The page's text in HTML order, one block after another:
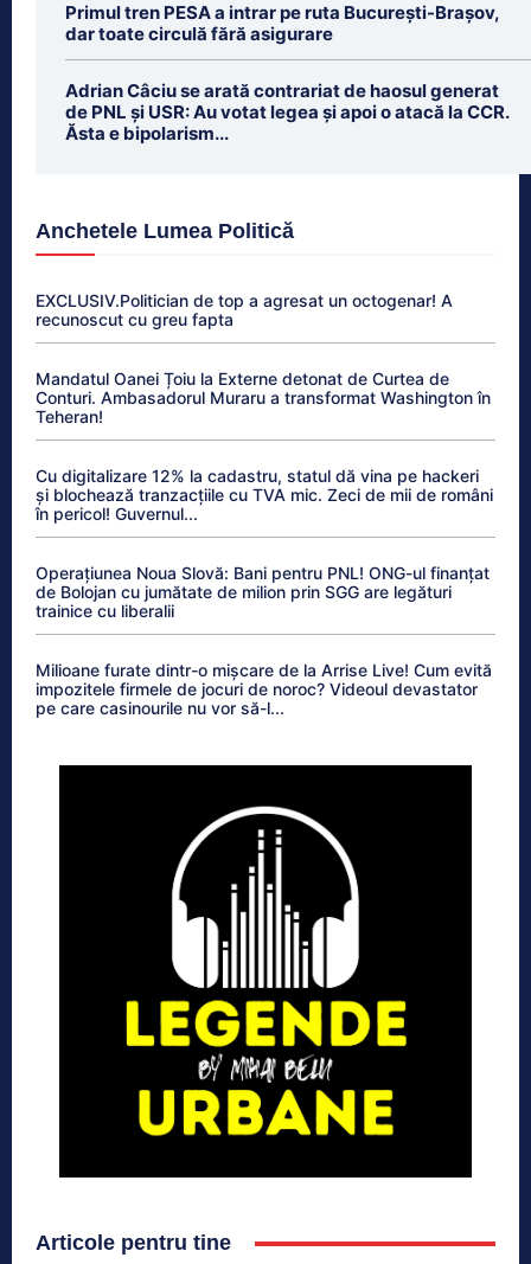
Primul tren PESA a intrar pe ruta București-Brașov,
dar toate circulă fără asigurare
Adrian Câciu se arată contrariat de haosul generat
de PNL și USR: Au votat legea și apoi o atacă la CCR.
Ăsta e bipolarism...
Anchetele Lumea Politică
EXCLUSIV.Politician de top a agresat un octogenar! A
recunoscut cu greu fapta
Mandatul Oanei Țoiu la Externe detonat de Curtea de
Conturi. Ambasadorul Muraru a transformat Washington în
Teheran!
Cu digitalizare 12% la cadastru, statul dă vina pe hackeri
și blochează tranzacțiile cu TVA mic. Zeci de mii de români
în pericol! Guvernul...
Operațiunea Noua Slovă: Bani pentru PNL! ONG-ul finanțat
de Bolojan cu jumătate de milion prin SGG are legături
trainice cu liberalii
Milioane furate dintr-o mișcare de la Arrise Live! Cum evită
impozitele firmele de jocuri de noroc? Videoul devastator
pe care casinourile nu vor să-l...
Articole pentru tine